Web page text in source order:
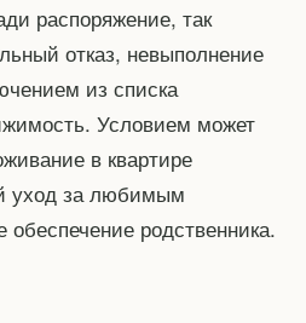
распоряжение, так
отказ, невыполнение
из списка
Условием может
в квартире
уход за любимым
родственника.